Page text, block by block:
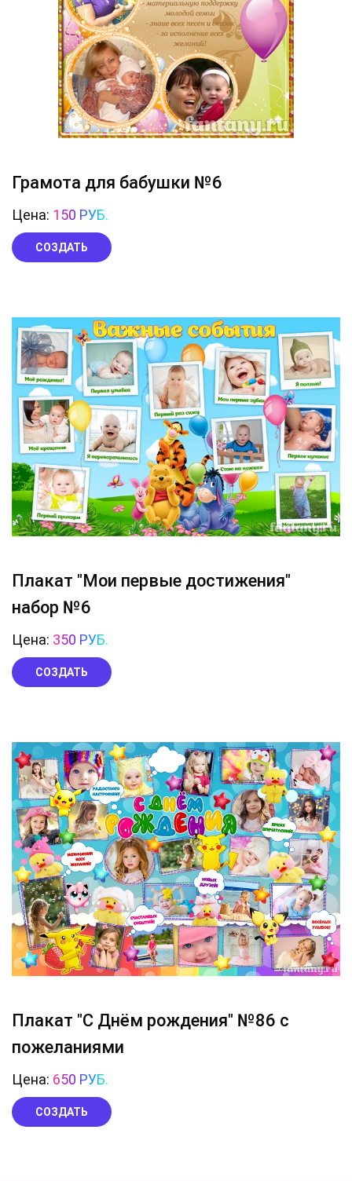
Грамота для бабушки №6
Цена: 150 РУБ.
СОЗДАТЬ
Плакат "Мои первые достижения"
набор №6
Цена: 350 РУБ.
СОЗДАТЬ
Плакат "С Днём рождения" №86 с
пожеланиями
Цена: 650 РУБ.
СОЗДАТЬ